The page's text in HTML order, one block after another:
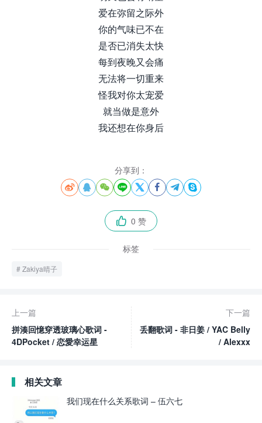
爱在弥留之际外
你的气味已不在
是否已消失太快
每到夜晚又会痛
无法将一切重来
怪我对你太宠爱
就当做是意外
我还想在你身后
分享到：
       
 0 赞
标签
Zakiya晴子
上一篇
拼湊回憶穿透玻璃心歌词 -
4DPocket / 恋愛幸运星
下一篇
丢翻歌词 - 非日姜 / YAC Belly
/ Alexxx
相关文章
我们现在什么关系歌词 – 伍六七